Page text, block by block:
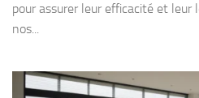
pour assurer leur efficacité et leur
nos...